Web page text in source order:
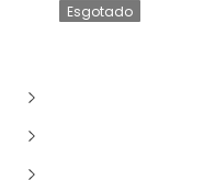
Esgotado